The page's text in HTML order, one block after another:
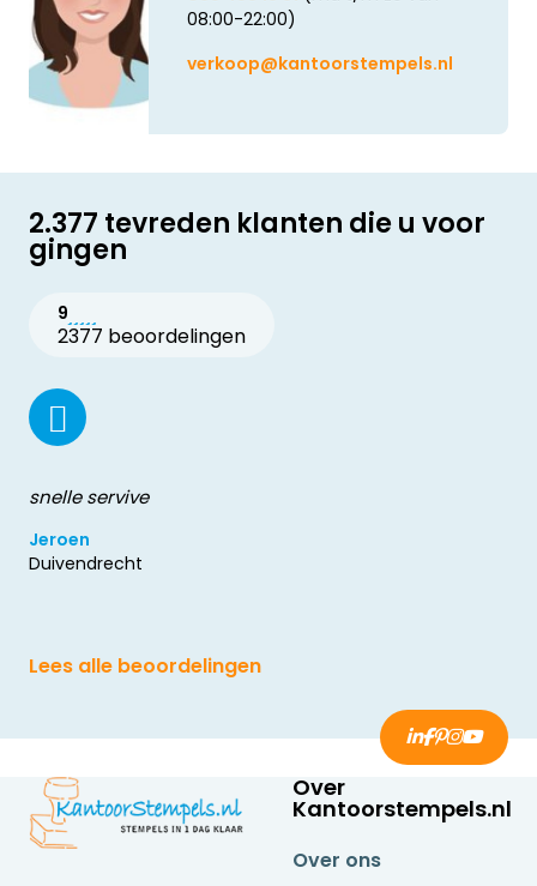
08:00-22:00)
verkoop@kantoorstempels.nl
2.377 tevreden klanten die u voor
gingen
9
2377 beoordelingen
snelle servive
Jeroen
Duivendrecht
Lees alle beoordelingen
Over
Kantoorstempels.nl
Over ons